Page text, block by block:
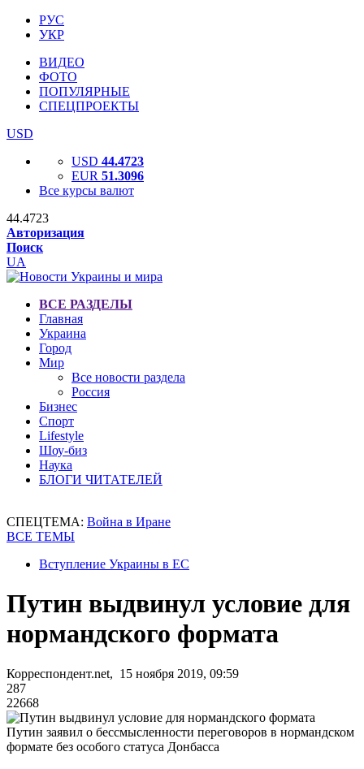
РУС
УКР
ВИДЕО
ФОТО
ПОПУЛЯРНЫЕ
СПЕЦПРОЕКТЫ
USD
USD 44.4723
EUR 51.3096
Все курсы валют
44.4723
Авторизация
Поиск
UA
ВСЕ РАЗДЕЛЫ
Главная
Украина
Город
Мир
Все новости раздела
Россия
Бизнес
Спорт
Lifestyle
Шоу-биз
Наука
БЛОГИ ЧИТАТЕЛЕЙ
СПЕЦТЕМА: Война в Иране
ВСЕ ТЕМЫ
Вступление Украины в ЕС
Путин выдвинул условие для
нормандского формата
Корреспондент.net, 15 ноября 2019, 09:59
287
22668
Путин заявил о бессмысленности переговоров в нормандском
формате без особого статуса Донбасса